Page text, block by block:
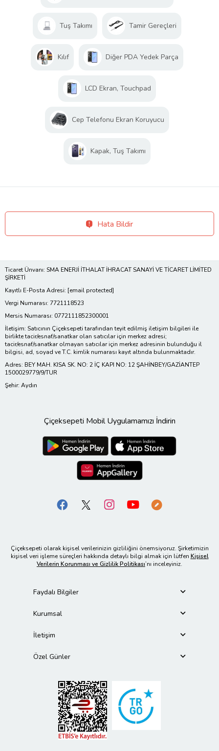
Tuş Takımı Tamir Gereçleri
Kılıf Diğer PDA Yedek Parça
LCD Ekran, Touchpad
Cep Telefonu Ekran Koruyucu
Kapak, Tuş Takımı
Hata Bildir
Ticaret Ünvanı: SMA ENERJİ İTHALAT İHRACAT SANAYİ VE TİCARET LİMİTED
ŞİRKETİ
Kayıtlı E-Posta Adresi: [email protected]
Vergi Numarası: 7721118523
Mersis Numarası: 0772111852300001
İletişim: Satıcının Çiçeksepeti tarafından teyit edilmiş iletişim bilgileri ile
birlikte tacir/esnaf/sanatkar olan satıcılar için merkez adresi;
tacir/esnaf/sanatkar olmayan satıcılar için merkez adresinin bulunduğu il
bilgisi, ad, soyad ve T.C. kimlik numarası kayıt altında bulunmaktadır.
Adres: BEY MAH. KISA SK. NO: 2 İÇ KAPI NO: 12 ŞAHİNBEY/GAZİANTEP
1500029779/9/TUR
Şehir: Aydın
Çiçeksepeti Mobil Uygulamamızı İndirin
Çiçeksepeti olarak kişisel verilerinizin gizliliğini önemsiyoruz. Şirketimizin
kişisel veri işleme süreçleri hakkında detaylı bilgi almak için lütfen Kişisel
Verilerin Korunması ve Gizlilik Politikası’nı inceleyiniz.
Faydalı Bilgiler
Kurumsal
İletişim
Özel Günler